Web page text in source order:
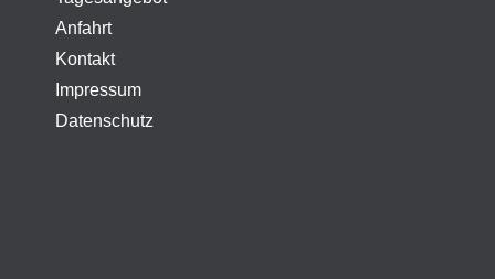
Anfahrt
Kontakt
Impressum
Datenschutz